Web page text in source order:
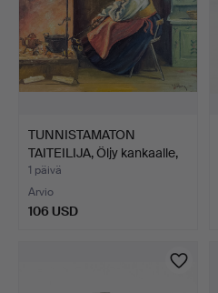
TUNNISTAMATON
TAITEILIJA, Öljy kankaalle,
…
1 päivä
Arvio
106 USD